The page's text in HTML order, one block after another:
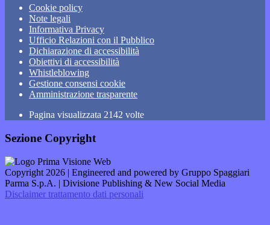
Cookie policy
Note legali
Informativa Privacy
Ufficio Relazioni con il Pubblico
Dichiarazione di accessibilità
Obiettivi di accessibilità
Whistleblowing
Gestione consensi cookie
Amministrazione trasparente
Pagina visualizzata 2142 volte
Sezione Copyright
Copyright 2026 | Engineered and powered by Gruppo Spaggiari
Parma S.p.A. | Divisione Publishing & New Social Media
Disclaimer trattamento dati personali